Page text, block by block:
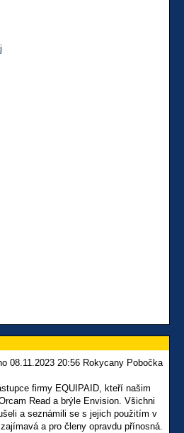
08.11.2023 20:56 Rokycany Pobočka
firmy EQUIPAID, kteří našim
Read a brýle Envision. Všichni
a seznámili se s jejich použitím v
a pro členy opravdu přínosná.